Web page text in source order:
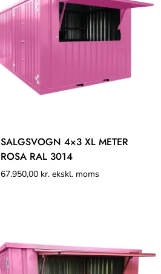
SALGSVOGN 4×3 XL METER
ROSA RAL 3014
67.950,00 kr. ekskl. moms